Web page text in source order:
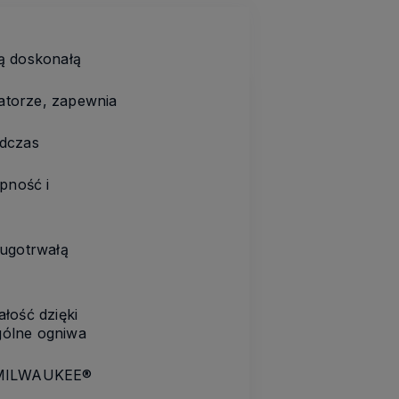
doskonałą
zapewnia
i
dzięki
ogniwa